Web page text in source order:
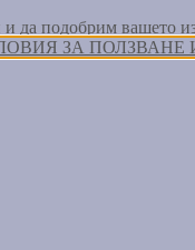
да подобрим
ЗА ПОЛЗВАНЕ